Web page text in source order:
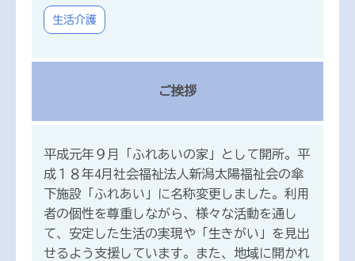
生活介護
ご挨拶
平成元年９月「ふれあいの家」として開所。平
成１８年4月社会福祉法人新潟太陽福祉会の傘
下施設「ふれあい」に名称変更しました。利用
者の個性を尊重しながら、様々な活動を通し
て、安定した生活の実現や「生きがい」を見出
せるよう支援しています。また、地域に開かれ